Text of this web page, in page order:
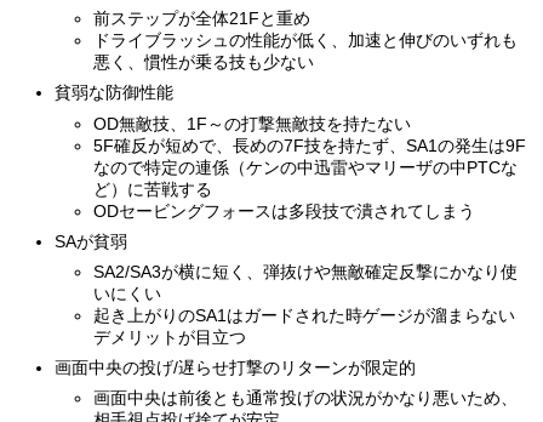
前ステップが全体21Fと重め
ドライブラッシュの性能が低く、加速と伸びのいずれも
悪く、慣性が乗る技も少ない
貧弱な防御性能
OD無敵技、1F～の打撃無敵技を持たない
5F確反が短めで、長めの7F技を持たず、SA1の発生は9F
なので特定の連係（ケンの中迅雷やマリーザの中PTCな
ど）に苦戦する
ODセービングフォースは多段技で潰されてしまう
SAが貧弱
SA2/SA3が横に短く、弾抜けや無敵確定反撃にかなり使
いにくい
起き上がりのSA1はガードされた時ゲージが溜まらない
デメリットが目立つ
画面中央の投げ/遅らせ打撃のリターンが限定的
画面中央は前後とも通常投げの状況がかなり悪いため、